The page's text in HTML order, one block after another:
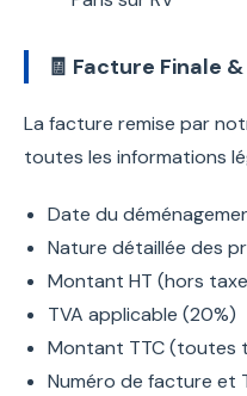
🧾 Facture Finale
La facture remise par
toutes les informations
Date du
Nature détaillée des
Montant HT (hors
TVA applicable (20%)
Montant TTC (toutes
Numéro de facture et